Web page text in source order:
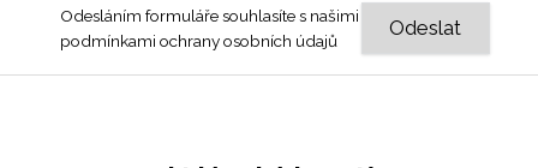
Odesláním formuláře souhlasíte s našimi
podmínkami ochrany osobních údajů